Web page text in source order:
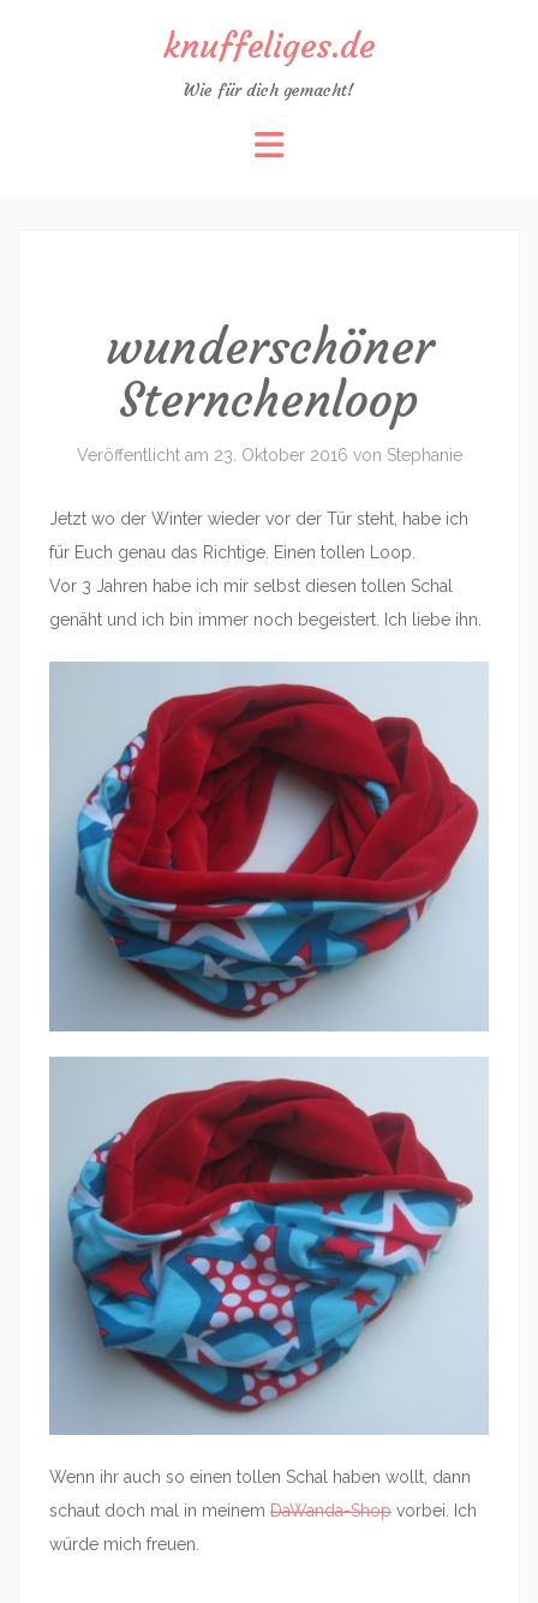
knuffeliges.de
Wie für dich gemacht!
wunderschöner
Sternchenloop
Veröffentlicht am 23. Oktober 2016 von Stephanie
Jetzt wo der Winter wieder vor der Tür steht, habe ich
für Euch genau das Richtige. Einen tollen Loop.
Vor 3 Jahren habe ich mir selbst diesen tollen Schal
genäht und ich bin immer noch begeistert. Ich liebe ihn.
Wenn ihr auch so einen tollen Schal haben wollt, dann
schaut doch mal in meinem DaWanda-Shop vorbei. Ich
würde mich freuen.